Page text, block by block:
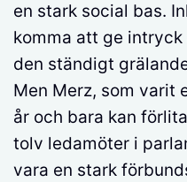
en stark social bas.
komma att ge
den ständigt
Men Merz, som varit
år och bara kan
tolv ledamöter i
vara en stark